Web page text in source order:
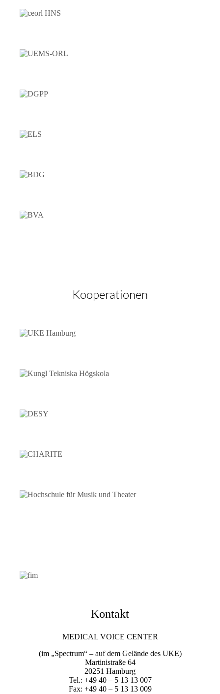
Kooperationen
Kontakt
MEDICAL VOICE CENTER
(im „Spectrum“ – auf dem Gelände des UKE)
Martinistraße 64
20251 Hamburg
Tel.: +49 40 – 5 13 13 007
Fax: +49 40 – 5 13 13 009